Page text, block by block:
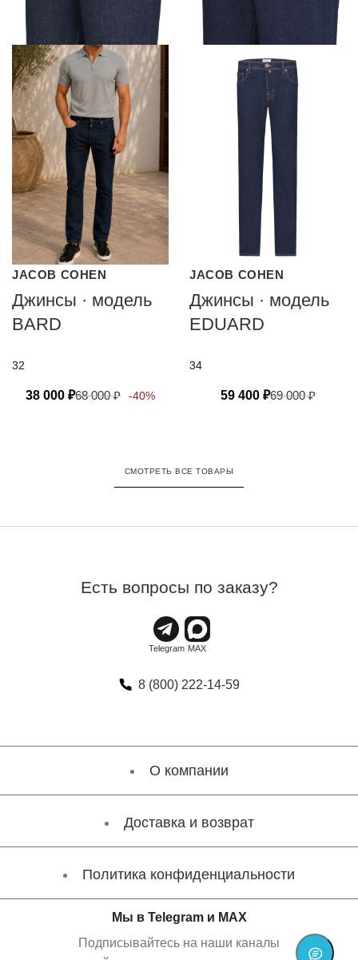
JACOB COHEN
Джинсы · модель
BARD
32
38 000 ₽68 000₽ -40%
JACOB COHEN
Джинсы · модель
EDUARD
34
59 400 ₽69 000₽
СМОТРЕТЬ ВСЕ ТОВАРЫ
Есть вопросы по заказу?
8 (800) 222-14-59
О компании
Доставка и возврат
Политика конфиденциальности
Мы в Telegram и MAX
Подписывайтесь на наши каналы